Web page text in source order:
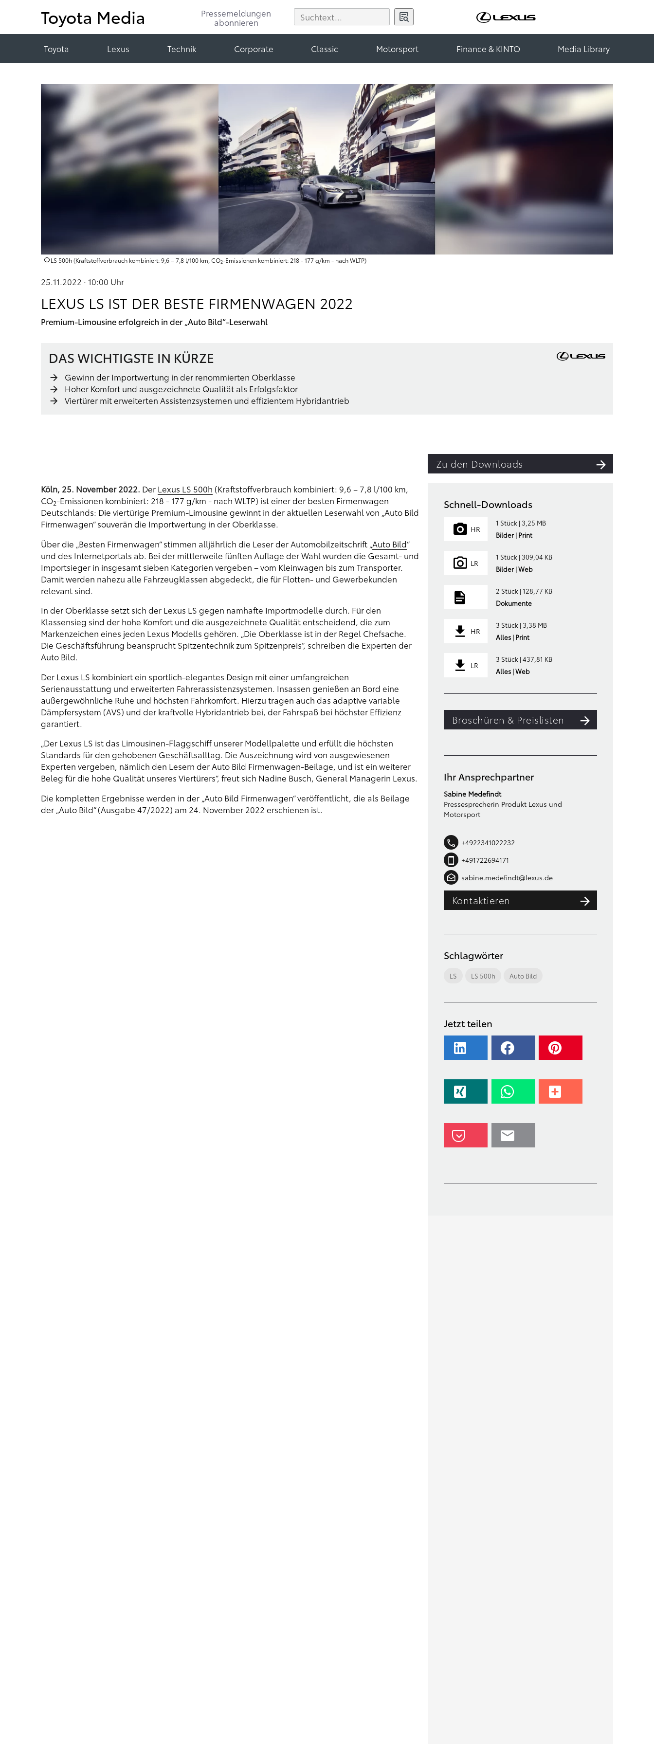
Toyota Media
Pressemeldungen
abonnieren
Toyota Lexus Technik Corporate Classic Motorsport Finance & KINTO Media Library
LS 500h (Kraftstoffverbrauch kombiniert: 9,6 – 7,8 l/100 km, CO2-Emissionen kombiniert: 218 - 177 g/km - nach WLTP)
25.11.2022 · 10:00 Uhr
LEXUS LS IST DER BESTE FIRMENWAGEN 2022
Premium-Limousine erfolgreich in der „Auto Bild“-Leserwahl
DAS WICHTIGSTE IN KÜRZE
Gewinn der Importwertung in der renommierten Oberklasse
Hoher Komfort und ausgezeichnete Qualität als Erfolgsfaktor
Viertürer mit erweiterten Assistenzsystemen und effizientem Hybridantrieb
Zu den Downloads
Köln, 25. November 2022. Der Lexus LS 500h (Kraftstoffverbrauch kombiniert: 9,6 – 7,8 l/100 km,
CO2-Emissionen kombiniert: 218 - 177 g/km - nach WLTP) ist einer der besten Firmenwagen
Deutschlands: Die viertürige Premium-Limousine gewinnt in der aktuellen Leserwahl von „Auto Bild
Firmenwagen“ souverän die Importwertung in der Oberklasse.
Über die „Besten Firmenwagen“ stimmen alljährlich die Leser der Automobilzeitschrift „ Auto Bild“
und des Internetportals ab. Bei der mittlerweile fünften Auflage der Wahl wurden die Gesamt- und
Importsieger in insgesamt sieben Kategorien vergeben – vom Kleinwagen bis zum Transporter.
Damit werden nahezu alle Fahrzeugklassen abgedeckt, die für Flotten- und Gewerbekunden
relevant sind.
In der Oberklasse setzt sich der Lexus LS gegen namhafte Importmodelle durch. Für den
Klassensieg sind der hohe Komfort und die ausgezeichnete Qualität entscheidend, die zum
Markenzeichen eines jeden Lexus Modells gehören. „Die Oberklasse ist in der Regel Chefsache.
Die Geschäftsführung beansprucht Spitzentechnik zum Spitzenpreis“, schreiben die Experten der
Auto Bild.
Der Lexus LS kombiniert ein sportlich-elegantes Design mit einer umfangreichen
Serienausstattung und erweiterten Fahrerassistenzsystemen. Insassen genießen an Bord eine
außergewöhnliche Ruhe und höchsten Fahrkomfort. Hierzu tragen auch das adaptive variable
Dämpfersystem (AVS) und der kraftvolle Hybridantrieb bei, der Fahrspaß bei höchster Effizienz
garantiert.
„Der Lexus LS ist das Limousinen-Flaggschiff unserer Modellpalette und erfüllt die höchsten
Standards für den gehobenen Geschäftsalltag. Die Auszeichnung wird von ausgewiesenen
Experten vergeben, nämlich den Lesern der Auto Bild Firmenwagen-Beilage, und ist ein weiterer
Beleg für die hohe Qualität unseres Viertürers“, freut sich Nadine Busch, General Managerin Lexus.
Die kompletten Ergebnisse werden in der „Auto Bild Firmenwagen“ veröffentlicht, die als Beilage
der „Auto Bild“ (Ausgabe 47/2022) am 24. November 2022 erschienen ist.
Schnell-Downloads
HR
1 Stück | 3,25 MB
Bilder | Print
LR
1 Stück | 309,04 KB
Bilder | Web
2 Stück | 128,77 KB
Dokumente
HR
3 Stück | 3,38 MB
Alles | Print
LR
3 Stück | 437,81 KB
Alles | Web
Broschüren & Preislisten
Ihr Ansprechpartner
Sabine Medefindt
Pressesprecherin Produkt Lexus und
Motorsport
+4922341022232
+491722694171
sabine.medefindt@lexus.de
Kontaktieren
Schlagwörter
LS LS 500h Auto Bild
Jetzt teilen